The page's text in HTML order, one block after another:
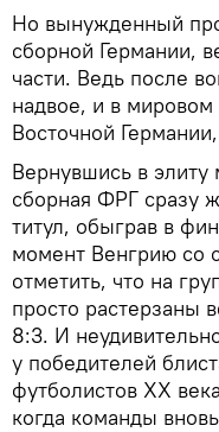
Но вынужденный
сборной Германии,
части. Ведь после
надвое, и в
Восточной
Вернувшись в элиту
сборная ФРГ сразу
титул, обыграв в
момент Венгрию со
отметить, что на
просто растерзаны
8:3. И
у победителей
футболистов XX
когда команды